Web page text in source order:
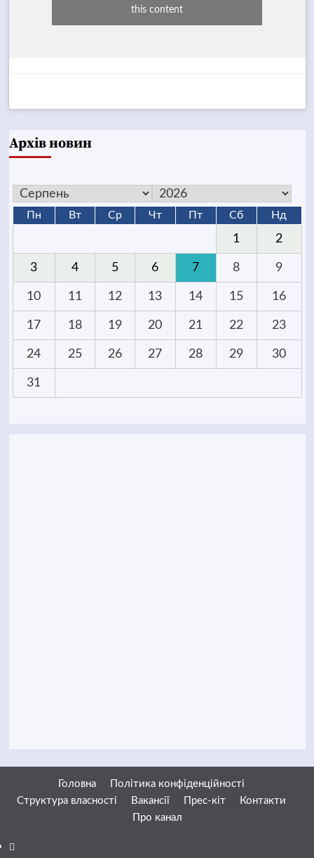
this content
Архів новин
Пн Вт Ср Чт Пт Сб Нд
1 2
3 4 5 6 7 8 9
10 11 12 13 14 15 16
17 18 19 20 21 22 23
24 25 26 27 28 29 30
31
Головна
Політика конфіденційності
Структура власності
Вакансії Прес-кіт
Контакти
Про канал
Facebook